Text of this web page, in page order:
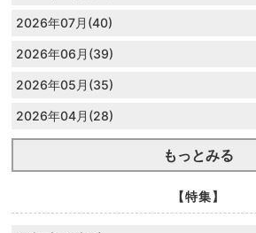
2026年07月(40)
2026年06月(39)
2026年05月(35)
2026年04月(28)
もっとみる
【特集】